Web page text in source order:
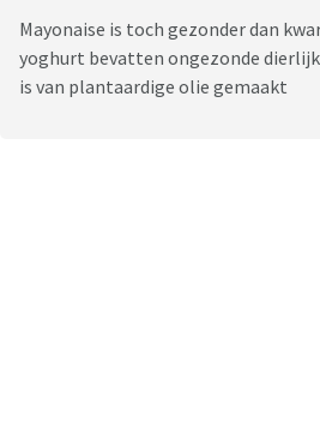
Mayonaise is toch gezonder dan
yoghurt bevatten ongezonde
is van plantaardige olie gemaakt